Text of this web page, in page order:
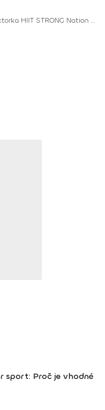
Energie, vášeň a nadšení, to je instruktorka HIIT STRONG Nation - Veronika Sani Gliganič
sport: Proč je vhodné